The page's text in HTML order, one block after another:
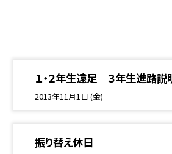
１・２年生遠足 ３年生進路説
2013年11月1日 (金)
振り替え休日